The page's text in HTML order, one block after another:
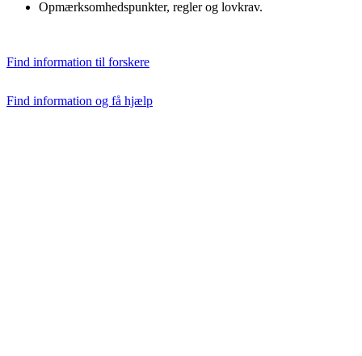
Opmærksomhedspunkter, regler og lovkrav.
Find information til forskere
Find information og få hjælp